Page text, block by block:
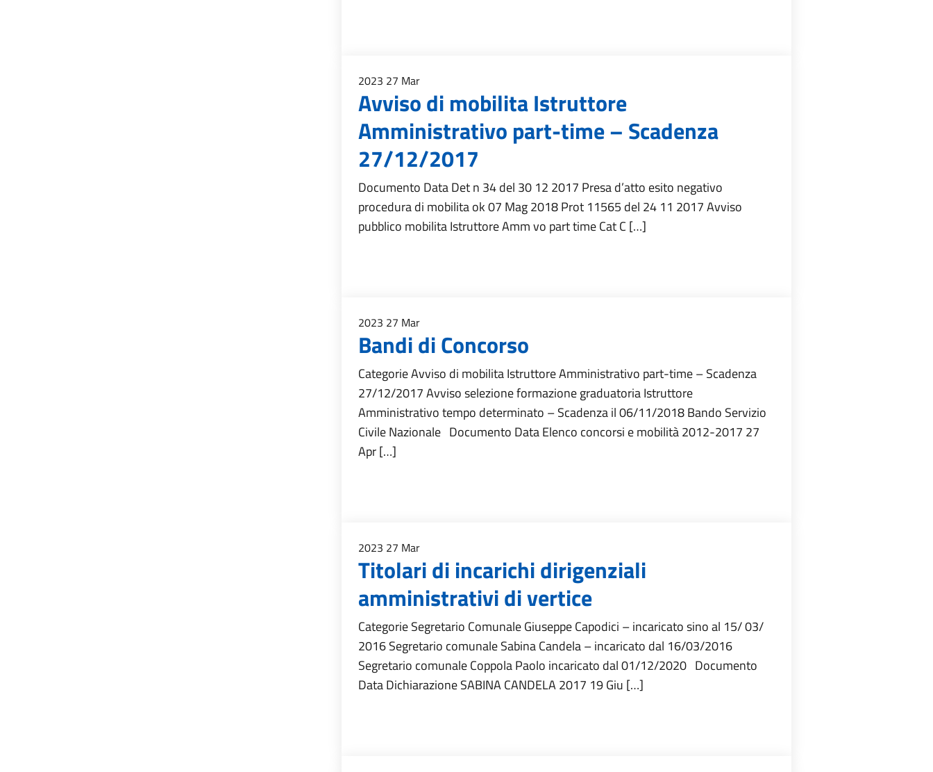
2023 27 Mar
Avviso di mobilita Istruttore
Amministrativo part-time – Scadenza
27/12/2017
Documento Data Det n 34 del 30 12 2017 Presa d’atto esito negativo
procedura di mobilita ok 07 Mag 2018 Prot 11565 del 24 11 2017 Avviso
pubblico mobilita Istruttore Amm vo part time Cat C […]
2023 27 Mar
Bandi di Concorso
Categorie Avviso di mobilita Istruttore Amministrativo part-time – Scadenza
27/12/2017 Avviso selezione formazione graduatoria Istruttore
Amministrativo tempo determinato – Scadenza il 06/11/2018 Bando Servizio
Civile Nazionale Documento Data Elenco concorsi e mobilità 2012-2017 27
Apr […]
2023 27 Mar
Titolari di incarichi dirigenziali
amministrativi di vertice
Categorie Segretario Comunale Giuseppe Capodici – incaricato sino al 15/ 03/
2016 Segretario comunale Sabina Candela – incaricato dal 16/03/2016
Segretario comunale Coppola Paolo incaricato dal 01/12/2020 Documento
Data Dichiarazione SABINA CANDELA 2017 19 Giu […]